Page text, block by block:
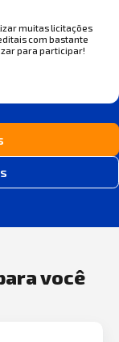
muitas licitações
com bastante
para participar!
você